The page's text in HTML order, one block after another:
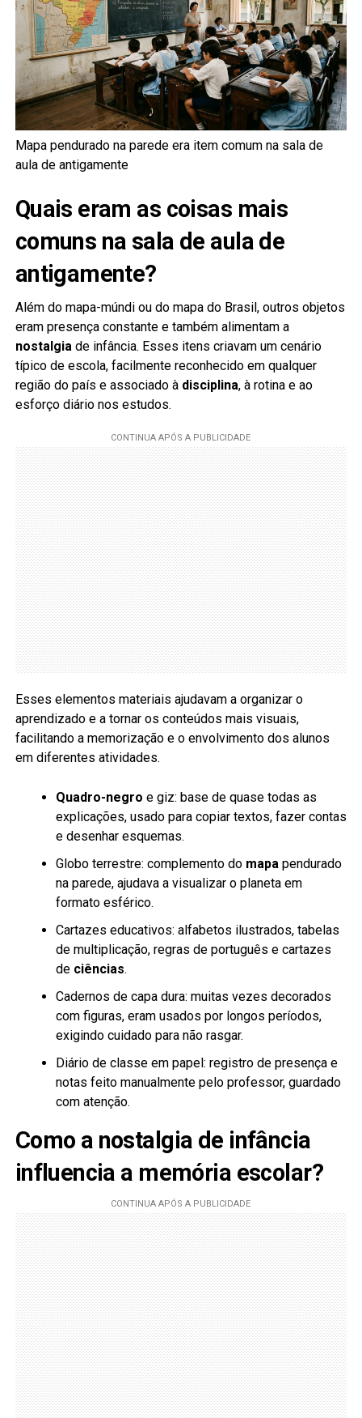
Mapa pendurado na parede era item comum na sala de
aula de antigamente
Quais eram as coisas mais
comuns na sala de aula de
antigamente?
Além do mapa-múndi ou do mapa do Brasil, outros objetos
eram presença constante e também alimentam a
nostalgiade infância. Esses itens criavam um cenário
típico de escola, facilmente reconhecido em qualquer
região do país e associado à disciplina, à rotina e ao
esforço diário nos estudos.
Esses elementos materiais ajudavam a organizar o
aprendizado e a tornar os conteúdos mais visuais,
facilitando a memorização e o envolvimento dos alunos
em diferentes atividades.
Quadro-negro e giz: base de quase todas as
explicações, usado para copiar textos, fazer contas
e desenhar esquemas.
Globo terrestre: complemento do mapapendurado
na parede, ajudava a visualizar o planeta em
formato esférico.
Cartazes educativos: alfabetos ilustrados, tabelas
de multiplicação, regras de português e cartazes
de ciências.
Cadernos de capa dura: muitas vezes decorados
com figuras, eram usados por longos períodos,
exigindo cuidado para não rasgar.
Diário de classe em papel: registro de presença e
notas feito manualmente pelo professor, guardado
com atenção.
Como a nostalgia de infância
influencia a memória escolar?